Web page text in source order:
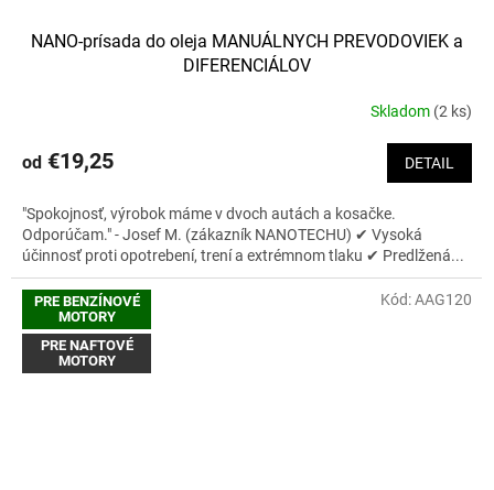
NANO-prísada do oleja MANUÁLNYCH PREVODOVIEK a
DIFERENCIÁLOV
produktu
z
5
hviezdičiek.
Skladom (2 ks)
od €19,25 DETAIL
"Spokojnosť, výrobok máme v dvoch autách a kosačke.
Odporúčam." - Josef M. (zákazník NANOTECHU) ✔ Vysoká
účinnosť proti opotrebení, trení a extrémnom tlaku ✔ Predlžená...
PRE BENZÍNOVÉ
MOTORY
PRE NAFTOVÉ
MOTORY
Kód:AAG120